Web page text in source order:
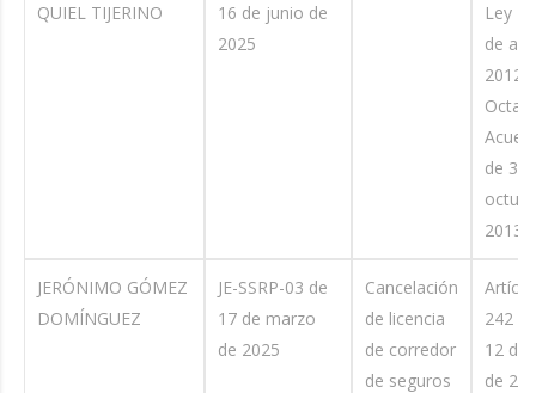
QUIEL TIJERINO
16 de junio de
2025
Ley
de
2012;
de 30
2013.
JERÓNIMO GÓMEZ
DOMÍNGUEZ
JE-SSRP-03 de
17 de marzo
de 2025
Cancelación
de licencia
de corredor
de seguros
242
12 de
de